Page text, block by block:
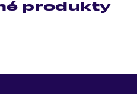
produkty